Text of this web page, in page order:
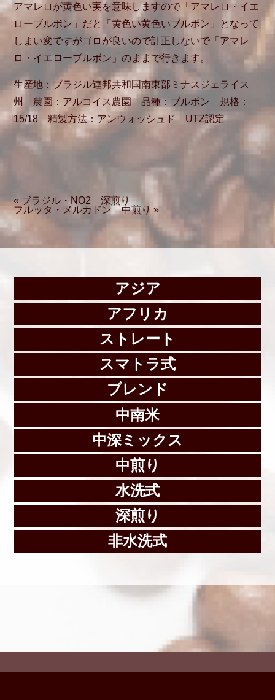
アマレロが黄色い実を意味しますので「アマレロ・イエ
ローブルボン」だと「黄色い黄色いブルボン」となって
しまい変ですがゴロが良いので訂正しないで「アマレ
ロ・イエローブルボン」のままで行きます。
生産地：ブラジル連邦共和国南東部ミナスジェライス
州 農園：アルコイス農園 品種：ブルボン 規格：
15/18 精製方法：アンウォッシュド UTZ認定
« ブラジル・NO2 深煎り
フルッタ・メルカドン 中煎り »
アジア
アフリカ
ストレート
スマトラ式
ブレンド
中南米
中深ミックス
中煎り
水洗式
深煎り
非水洗式